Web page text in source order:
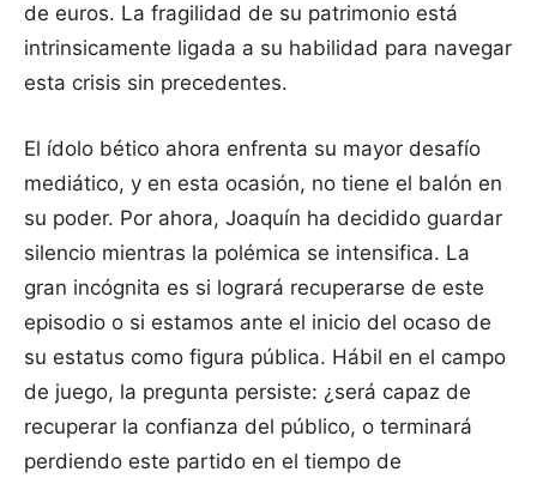
de euros. La fragilidad de su patrimonio está
intrinsicamente ligada a su habilidad para navegar
esta crisis sin precedentes.
El ídolo bético ahora enfrenta su mayor desafío
mediático, y en esta ocasión, no tiene el balón en
su poder. Por ahora, Joaquín ha decidido guardar
silencio mientras la polémica se intensifica. La
gran incógnita es si logrará recuperarse de este
episodio o si estamos ante el inicio del ocaso de
su estatus como figura pública. Hábil en el campo
de juego, la pregunta persiste: ¿será capaz de
recuperar la confianza del público, o terminará
perdiendo este partido en el tiempo de